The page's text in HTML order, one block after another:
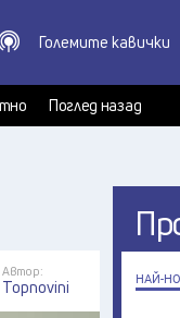
X
Големите кавички
Поглед назад
Автор:
Topnovini НАЙ-